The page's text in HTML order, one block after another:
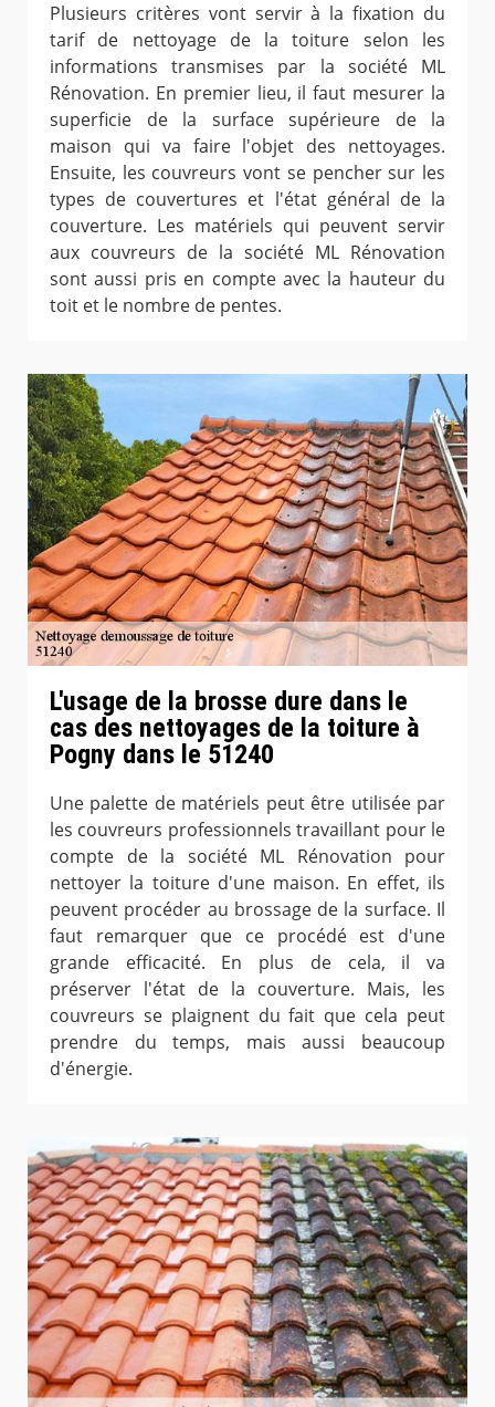
Plusieurs critères vont servir à la fixation du
tarif de nettoyage de la toiture selon les
informations transmises par la société ML
Rénovation. En premier lieu, il faut mesurer la
superficie de la surface supérieure de la
maison qui va faire l'objet des nettoyages.
Ensuite, les couvreurs vont se pencher sur les
types de couvertures et l'état général de la
couverture. Les matériels qui peuvent servir
aux couvreurs de la société ML Rénovation
sont aussi pris en compte avec la hauteur du
toit et le nombre de pentes.
L'usage de la brosse dure dans le
cas des nettoyages de la toiture à
Pogny dans le 51240
Une palette de matériels peut être utilisée par
les couvreurs professionnels travaillant pour le
compte de la société ML Rénovation pour
nettoyer la toiture d'une maison. En effet, ils
peuvent procéder au brossage de la surface. Il
faut remarquer que ce procédé est d'une
grande efficacité. En plus de cela, il va
préserver l'état de la couverture. Mais, les
couvreurs se plaignent du fait que cela peut
prendre du temps, mais aussi beaucoup
d'énergie.